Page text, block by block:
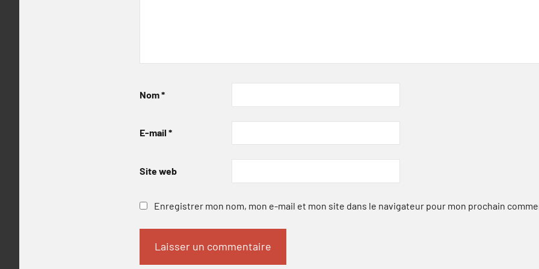
Nom*
E-mail *
Site web
Enregistrer mon nom, mon e-mail et mon site dans le navigateur pour mon prochain